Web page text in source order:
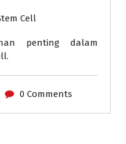
Cell
penting dalam
0 Comments